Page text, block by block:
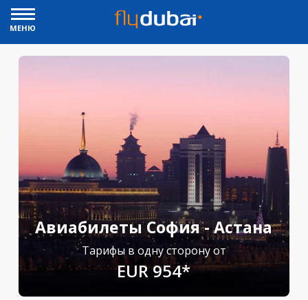
МЕНЮ
Авиабилеты София - Астана
Тарифы в одну сторону от
EUR 954*